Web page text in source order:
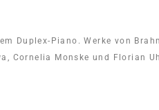
Duplex-Piano. Werke von
Cornelia Monske und Florian